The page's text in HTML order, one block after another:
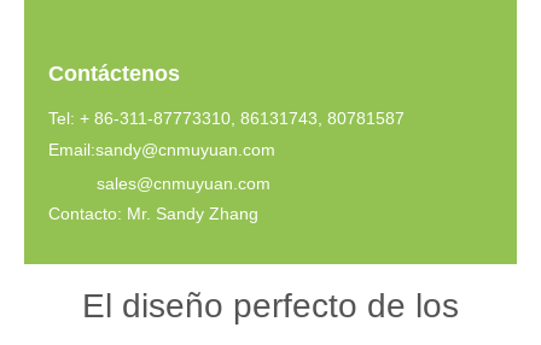
Contáctenos
Tel: + 86-311-87773310, 86131743, 80781587
Email:sandy@cnmuyuan.com
sales@cnmuyuan.com
Contacto: Mr. Sandy Zhang
El diseño perfecto de los